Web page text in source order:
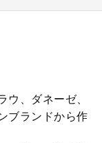
ウ、ダネーゼ、
ブランドから作